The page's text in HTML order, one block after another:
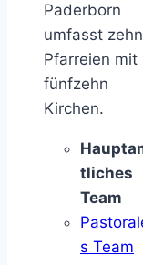
Paderborn
umfasst zehn
Pfarreien mit
fünfzehn
Kirchen.
tliches
Team
s Team